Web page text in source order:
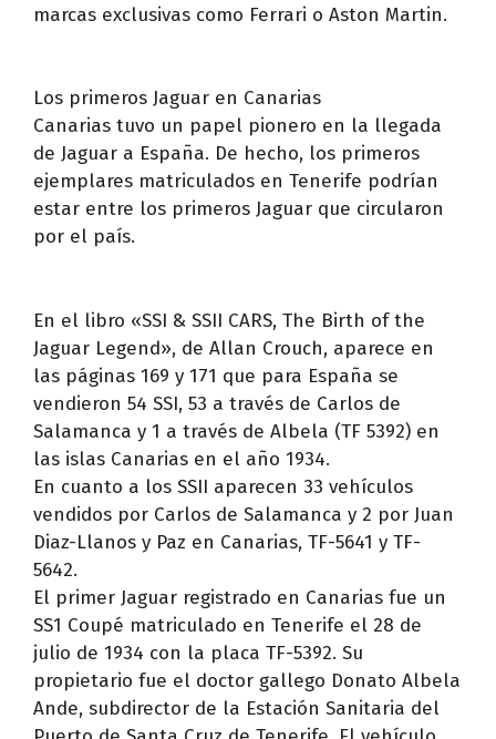
marcas exclusivas como Ferrari o Aston Martin.
Los primeros Jaguar en Canarias
Canarias tuvo un papel pionero en la llegada
de Jaguar a España. De hecho, los primeros
ejemplares matriculados en Tenerife podrían
estar entre los primeros Jaguar que circularon
por el país.
En el libro «SSI & SSII CARS, The Birth of the
Jaguar Legend», de Allan Crouch, aparece en
las páginas 169 y 171 que para España se
vendieron 54 SSI, 53 a través de Carlos de
Salamanca y 1 a través de Albela (TF 5392) en
las islas Canarias en el año 1934.
En cuanto a los SSII aparecen 33 vehículos
vendidos por Carlos de Salamanca y 2 por Juan
Diaz-Llanos y Paz en Canarias, TF-5641 y TF-
5642.
El primer Jaguar registrado en Canarias fue un
SS1 Coupé matriculado en Tenerife el 28 de
julio de 1934 con la placa TF-5392. Su
propietario fue el doctor gallego Donato Albela
Ande, subdirector de la Estación Sanitaria del